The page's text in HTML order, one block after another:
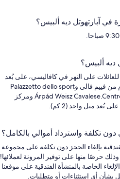
في آبارتهوتل ديه ألبيس؟
ديه ألبيس؟
للعائلات على النهر في كافاليسي، على بُعد
15 دقيقة سيرًا على الأقدام من فييم فالي وPalazzetto dello sport
Árpád Weisz Cavalese.Centro Acquatico di Cavalese ومركز
بُعد ميل واحد (2 كم).
تكلفة واسترداد أموالي بالكامل؟
بإلغاء الحجز دون تكلفة على مجموعة
حرصًا منها على توفير المرونة لعملائها!
الخاصة بالمنشأة الفندقية على موقعنا
بشأن أي استثناءات أو متطلبات.